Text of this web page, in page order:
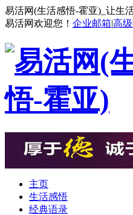
易活网(生活感悟-霍亚)_让生
易活网欢迎您！ 企业邮箱|高
主页
生活感悟
经典语录